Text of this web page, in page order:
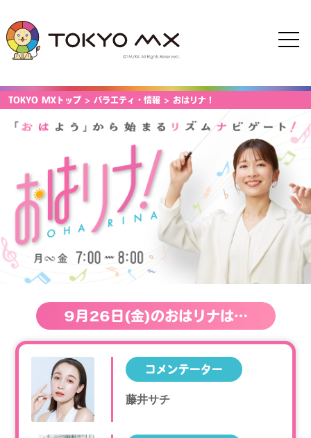
TOKYO MXトップ > バラエティ・情報 > おはリナ！
9月 26 日 (金)のおはリナは…
コメンテーター
藤井サチ